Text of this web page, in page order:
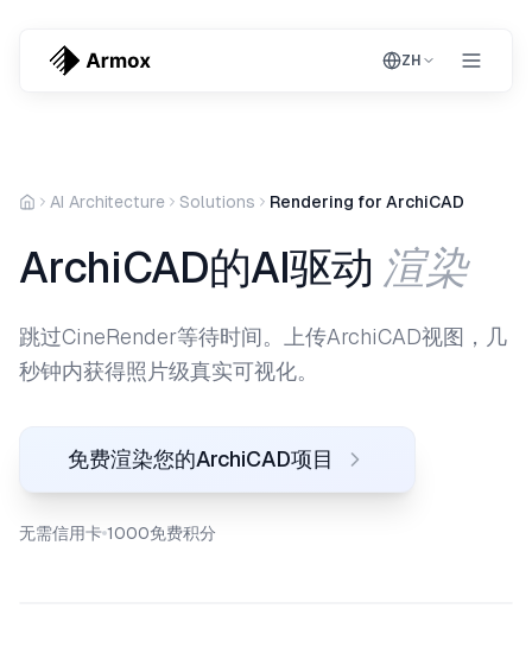
ZH
AI Architecture Solutions Rendering for ArchiCAD
ArchiCAD的AI驱动 渲染
跳过CineRender等待时间。上传ArchiCAD视图，几
秒钟内获得照片级真实可视化。
免费渲染您的ArchiCAD项目
无需信用卡 1000免费积分